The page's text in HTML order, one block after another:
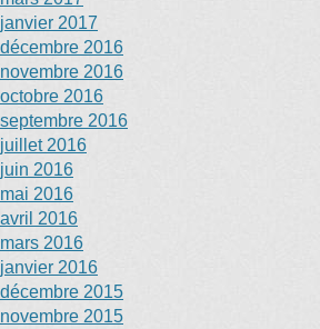
janvier 2017
décembre 2016
novembre 2016
octobre 2016
septembre 2016
juillet 2016
juin 2016
mai 2016
avril 2016
mars 2016
janvier 2016
décembre 2015
novembre 2015